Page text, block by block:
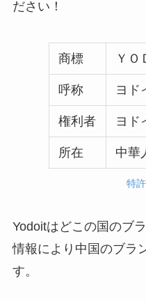
ださい！
商標 ＹＯ
呼称 ヨド
権利者 ヨド
所在 中華
特
Yodoitはどこの国のブ
情報により中国のブラ
す。